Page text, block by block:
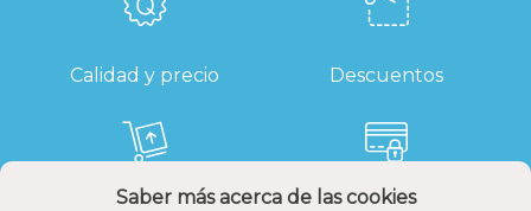
Saber más acerca de las cookies
Calidad y precio Descuentos